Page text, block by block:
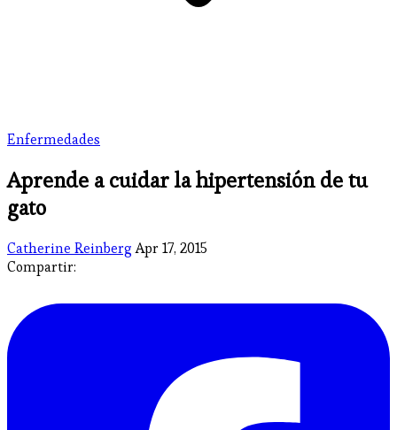
Enfermedades
Aprende a cuidar la hipertensión de tu
gato
Catherine Reinberg Apr 17, 2015
Compartir: